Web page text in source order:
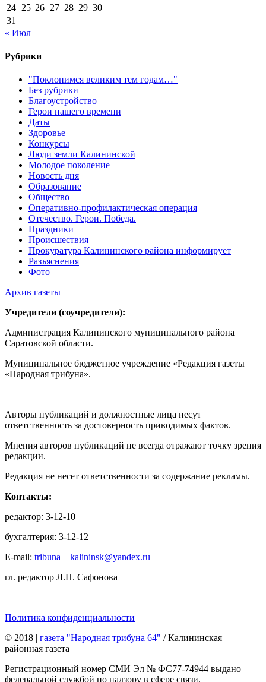
24 25 26 27 28 29 30
31
« Июл
Рубрики
"Поклонимся великим тем годам…"
Без рубрики
Благоустройство
Герои нашего времени
Даты
Здоровье
Конкурсы
Люди земли Калининской
Молодое поколение
Новость дня
Образование
Общество
Оперативно-профилактическая операция
Отечество. Герои. Победа.
Праздники
Происшествия
Прокуратура Калининского района информирует
Разъяснения
Фото
Архив газеты
Учредители (соучредители):
Администрация Калининского муниципального района
Саратовской области.
Муниципальное бюджетное учреждение «Редакция газеты
«Народная трибуна».
Авторы публикаций и должностные лица несут
ответственность за достоверность приводимых фактов.
Мнения авторов публикаций не всегда отражают точку зрения
редакции.
Редакция не несет ответственности за содержание рекламы.
Контакты:
редактор: 3-12-10
бухгалтерия: 3-12-12
E-mail: tribuna—kalininsk@yandex.ru
гл. редактор Л.Н. Сафонова
Политика конфиденциальности
© 2018 | газета "Народная трибуна 64" / Калининская
районная газета
Регистрационный номер СМИ Эл № ФС77-74944 выдано
федеральной службой по надзору в сфере связи,